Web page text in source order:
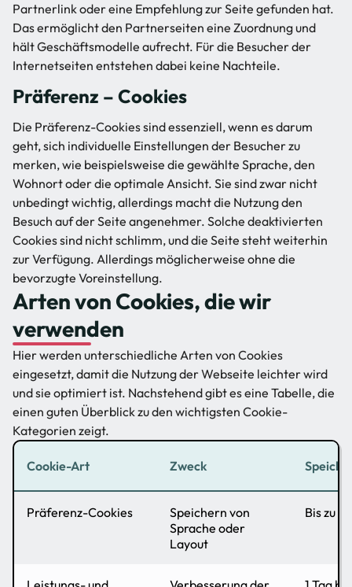
Partnerlink oder eine Empfehlung zur Seite gefunden hat.
Das ermöglicht den Partnerseiten eine Zuordnung und
hält Geschäftsmodelle aufrecht. Für die Besucher der
Internetseiten entstehen dabei keine Nachteile.
Präferenz – Cookies
Die Präferenz-Cookies sind essenziell, wenn es darum
geht, sich individuelle Einstellungen der Besucher zu
merken, wie beispielsweise die gewählte Sprache, den
Wohnort oder die optimale Ansicht. Sie sind zwar nicht
unbedingt wichtig, allerdings macht die Nutzung den
Besuch auf der Seite angenehmer. Solche deaktivierten
Cookies sind nicht schlimm, und die Seite steht weiterhin
zur Verfügung. Allerdings möglicherweise ohne die
bevorzugte Voreinstellung.
Arten von Cookies, die wir
verwenden
Hier werden unterschiedliche Arten von Cookies
eingesetzt, damit die Nutzung der Webseite leichter wird
und sie optimiert ist. Nachstehend gibt es eine Tabelle, die
einen guten Überblick zu den wichtigsten Cookie-
Kategorien zeigt.
Cookie-Art Zweck
Präferenz-Cookies
Speichern von
Sprache oder
Layout
Bis zu 1